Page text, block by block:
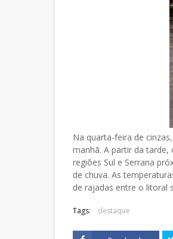
Na quarta-feira de
manhã. A partir da
regiões Sul e Serrana
de chuva. As
de rajadas entre o litoral
Tags: destaque